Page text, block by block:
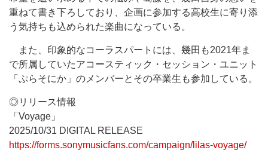
重ねて書き下ろしており、企画に参加する高校生に寄り添
う気持ちも込められた楽曲になっている。
また、印象的なコーラスパートには、幾田も2021年ま
で所属していたアコースティック・セッション・ユニット
「ぷらそにか」のメンバーとその卒業生も参加している。
◎リリース情報
「Voyage」
2025/10/31 DIGITAL RELEASE
https://forms.sonymusicfans.com/campaign/lilas-voyage/